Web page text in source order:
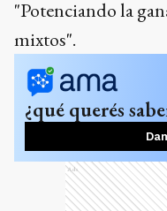
"Potenciando la
mixtos".
¿qué querés
Ads